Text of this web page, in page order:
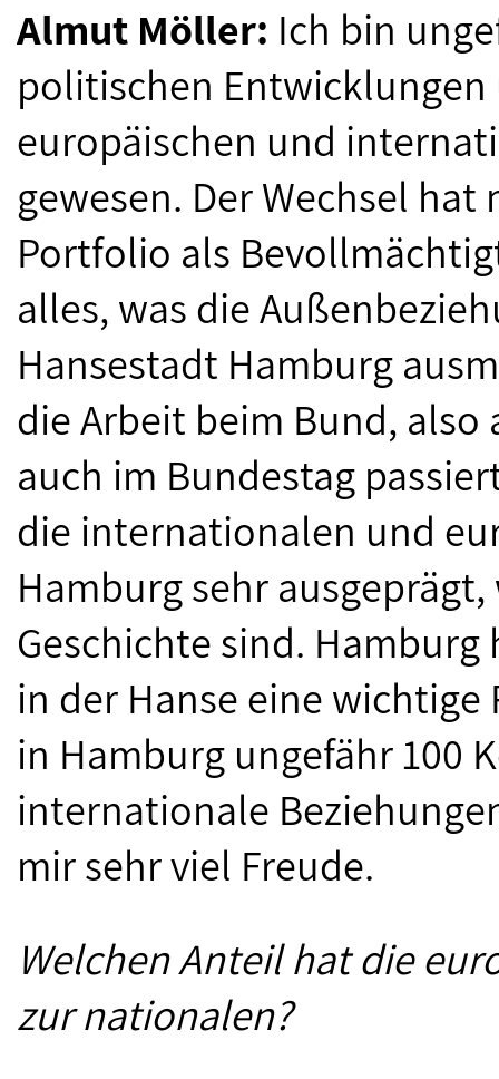
Almut Möller: Ich bin
politischen
europäischen und
gewesen. Der Wechsel
Portfolio als
alles, was die
Hansestadt Hamburg
die Arbeit beim Bund,
auch im Bundestag
die internationalen und
Hamburg sehr
Geschichte sind.
in der Hanse eine
in Hamburg ungefähr 100
internationale
mir sehr viel Freude.
Welchen Anteil hat die
zur nationalen?